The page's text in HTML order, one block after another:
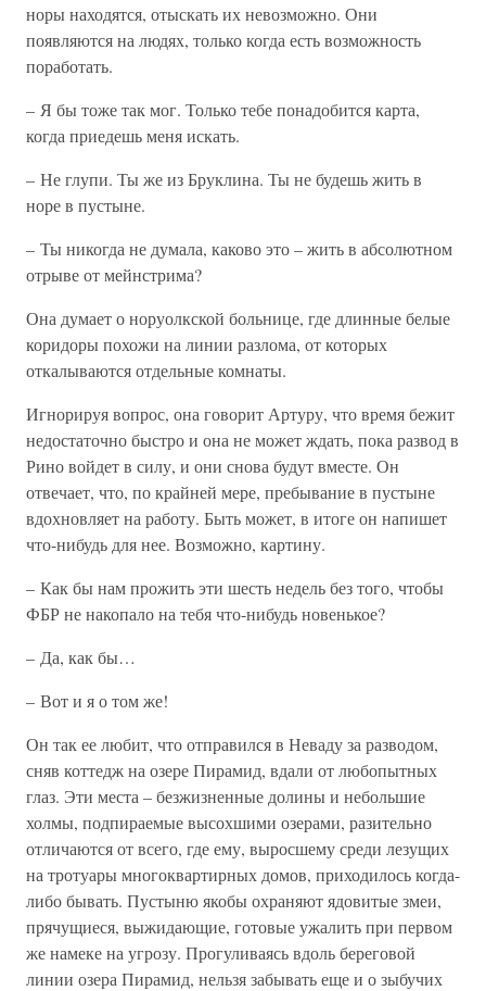
норы находятся, отыскать их невозможно. Они
появляются на людях, только когда есть возможность
поработать.
– Я бы тоже так мог. Только тебе понадобится карта,
когда приедешь меня искать.
– Не глупи. Ты же из Бруклина. Ты не будешь жить в
норе в пустыне.
– Ты никогда не думала, каково это – жить в абсолютном
отрыве от мейнстрима?
Она думает о норуолкской больнице, где длинные белые
коридоры похожи на линии разлома, от которых
откалываются отдельные комнаты.
Игнорируя вопрос, она говорит Артуру, что время бежит
недостаточно быстро и она не может ждать, пока развод в
Рино войдет в силу, и они снова будут вместе. Он
отвечает, что, по крайней мере, пребывание в пустыне
вдохновляет на работу. Быть может, в итоге он напишет
что-нибудь для нее. Возможно, картину.
– Как бы нам прожить эти шесть недель без того, чтобы
ФБР не накопало на тебя что-нибудь новенькое?
– Да, как бы…
– Вот и я о том же!
Он так ее любит, что отправился в Неваду за разводом,
сняв коттедж на озере Пирамид, вдали от любопытных
глаз. Эти места – безжизненные долины и небольшие
холмы, подпираемые высохшими озерами, разительно
отличаются от всего, где ему, выросшему среди лезущих
на тротуары многоквартирных домов, приходилось когда-
либо бывать. Пустыню якобы охраняют ядовитые змеи,
прячущиеся, выжидающие, готовые ужалить при первом
же намеке на угрозу. Прогуливаясь вдоль береговой
линии озера Пирамид, нельзя забывать еще и о зыбучих